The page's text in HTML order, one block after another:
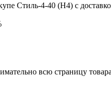
Стиль-4-40 (Н4) с
всю страницу